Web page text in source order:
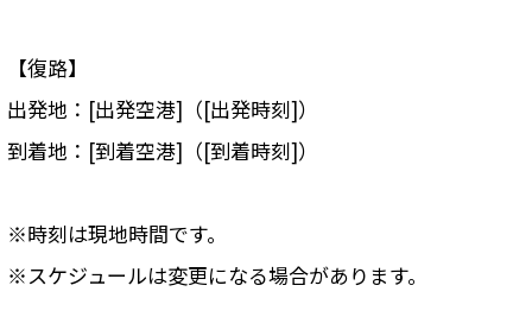
【復路】
出発地：[出発空港]（[出発時刻]）
到着地：[到着空港]（[到着時刻]）
※時刻は現地時間です。
※スケジュールは変更になる場合があります。